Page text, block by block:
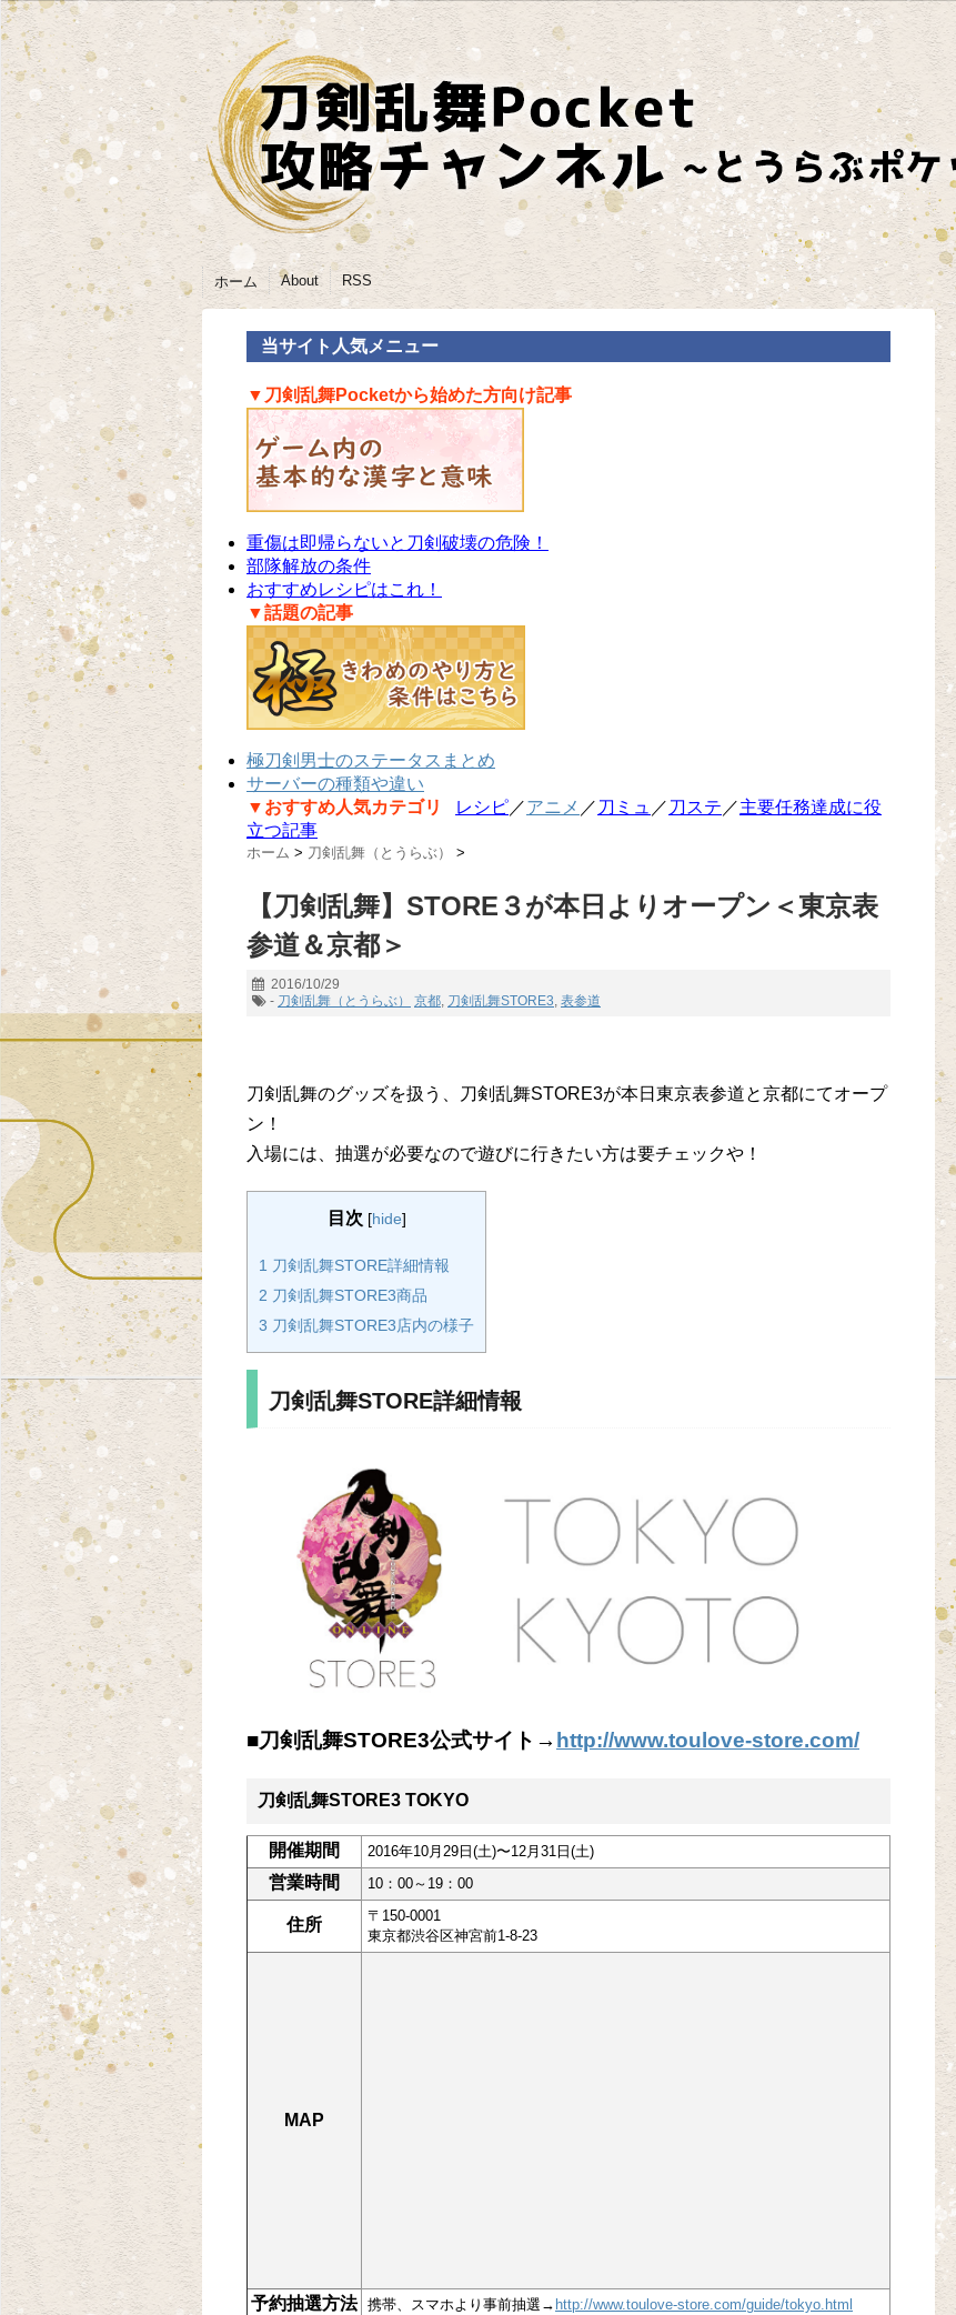
ホーム About RSS
当サイト人気メニュー
▼刀剣乱舞Pocketから始めた方向け記事
重傷は即帰らないと刀剣破壊の危険！
部隊解放の条件
おすすめレシピはこれ！
▼話題の記事
極刀剣男士のステータスまとめ
サーバーの種類や違い
▼おすすめ人気カテゴリ
レシピ／アニメ ／ 刀ミュ ／ 刀ステ ／主要任務達成に役
立つ記事
ホーム > 刀剣乱舞（とうらぶ） >
【刀剣乱舞】STORE３が本日よりオープン＜東京表
参道＆京都＞
2016/10/29
- 刀剣乱舞（とうらぶ） 京都, 刀剣乱舞STORE3, 表参道
刀剣乱舞のグッズを扱う、刀剣乱舞STORE3が本日東京表参道と京都にてオープ
ン！
入場には、抽選が必要なので遊びに行きたい方は要チェックや！
目次 [hide]
1 刀剣乱舞STORE詳細情報
2 刀剣乱舞STORE3商品
3 刀剣乱舞STORE3店内の様子
刀剣乱舞STORE詳細情報
■刀剣乱舞STORE3公式サイト→ http://www.toulove-store.com/
刀剣乱舞STORE3 TOKYO
開催期間 2016年10月29日(土)〜12月31日(土)
営業時間 10：00～19：00
住所
〒150-0001
東京都渋谷区神宮前1-8-23
MAP
予約抽選方法 携帯、スマホより事前抽選→ http://www.toulove-store.com/guide/tokyo.html